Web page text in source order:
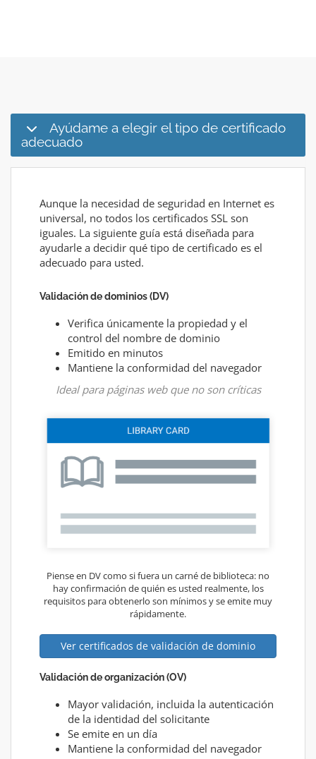
Ayúdame a elegir el tipo de certificado
adecuado
Aunque la necesidad de seguridad en Internet es
universal, no todos los certificados SSL son
iguales. La siguiente guía está diseñada para
ayudarle a decidir qué tipo de certificado es el
adecuado para usted.
Validación de dominios (DV)
Verifica únicamente la propiedad y el
control del nombre de dominio
Emitido en minutos
Mantiene la conformidad del navegador
Ideal para páginas web que no son críticas
Piense en DV como si fuera un carné de biblioteca: no
hay confirmación de quién es usted realmente, los
requisitos para obtenerlo son mínimos y se emite muy
rápidamente.
Ver certificados de validación de dominio
Validación de organización (OV)
Mayor validación, incluida la autenticación
de la identidad del solicitante
Se emite en un día
Mantiene la conformidad del navegador